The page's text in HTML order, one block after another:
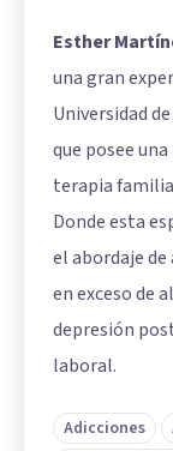
Esther
una gran
Universidad
que posee
terapia
Donde esta
el abordaje
en exceso de
depresión
laboral.
Adicciones